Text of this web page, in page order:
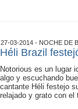
27-03-2014 - NOCHE DE
Héli Brazil
Notorious es un lugar
algo y escuchando
cantante Héli festejo
relajado y grato con el